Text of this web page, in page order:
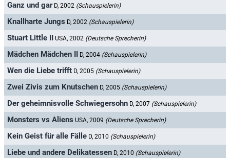
Ganz und gar D, 2002 (Schauspielerin)
Knallharte Jungs D, 2002 (Schauspielerin)
Stuart Little II USA, 2002 (Deutsche Sprecherin)
Mädchen Mädchen II D, 2004 (Schauspielerin)
Wen die Liebe trifft D, 2005 (Schauspielerin)
Zwei Zivis zum Knutschen D, 2005 (Schauspielerin)
Der geheimnisvolle Schwiegersohn D, 2007 (Schauspielerin)
Monsters vs Aliens USA, 2009 (Deutsche Sprecherin)
Kein Geist für alle Fälle D, 2010 (Schauspielerin)
Liebe und andere Delikatessen D, 2010 (Schauspielerin)